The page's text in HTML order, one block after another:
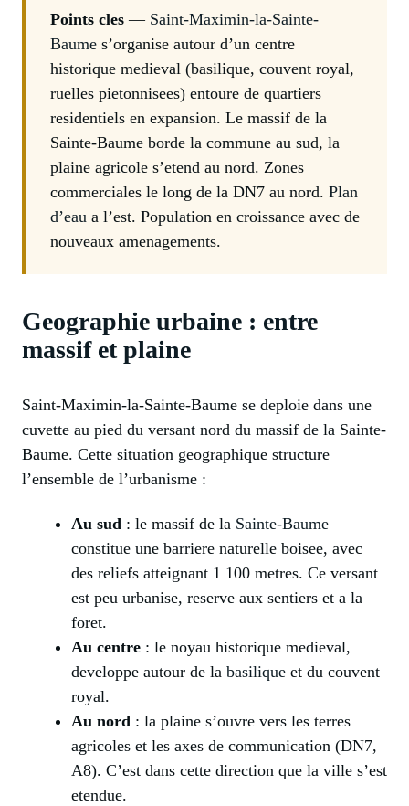
Points cles — Saint-Maximin-la-Sainte-
Baume s’organise autour d’un centre
historique medieval (basilique, couvent royal,
ruelles pietonnisees) entoure de quartiers
residentiels en expansion. Le massif de la
Sainte-Baume borde la commune au sud, la
plaine agricole s’etend au nord. Zones
commerciales le long de la DN7 au nord. Plan
d’eau a l’est. Population en croissance avec de
nouveaux amenagements.
Geographie urbaine : entre
massif et plaine
Saint-Maximin-la-Sainte-Baume se deploie dans une
cuvette au pied du versant nord du massif de la Sainte-
Baume. Cette situation geographique structure
l’ensemble de l’urbanisme :
Au sud : le massif de la Sainte-Baume
constitue une barriere naturelle boisee, avec
des reliefs atteignant 1 100 metres. Ce versant
est peu urbanise, reserve aux sentiers et a la
foret.
Au centre : le noyau historique medieval,
developpe autour de la basilique et du couvent
royal.
Au nord : la plaine s’ouvre vers les terres
agricoles et les axes de communication (DN7,
A8). C’est dans cette direction que la ville s’est
etendue.